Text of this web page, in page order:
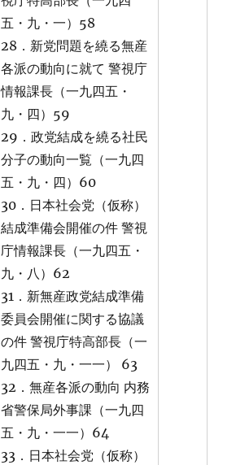
五・九・一）58
28．新党問題を繞る無産
各派の動向に就て 警視庁
情報課長（一九四五・
九・四）59
29．政党結成を繞る社民
分子の動向一覧（一九四
五・九・四）60
30．日本社会党（仮称）
結成準備会開催の件 警視
庁情報課長（一九四五・
九・八）62
31．新無産政党結成準備
委員会開催に関する協議
の件 警視庁特高部長（一
九四五・九・一一） 63
32．無産各派の動向 内務
省警保局外事課（一九四
五・九・一一）64
33．日本社会党（仮称）